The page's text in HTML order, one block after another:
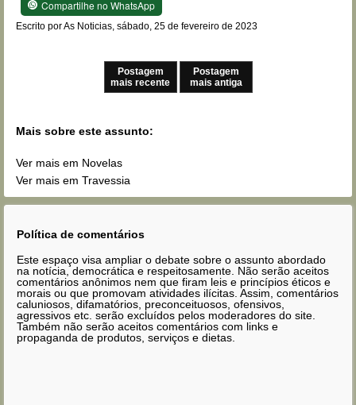
Compartilhe no WhatsApp
Escrito por As Noticias, sábado, 25 de fevereiro de 2023
Postagem
mais recente
Postagem
mais antiga
Mais sobre este assunto:
Ver mais em Novelas
Ver mais em Travessia
Política de comentários
Este espaço visa ampliar o debate sobre o assunto abordado
na notícia, democrática e respeitosamente. Não serão aceitos
comentários anônimos nem que firam leis e princípios éticos e
morais ou que promovam atividades ilícitas. Assim, comentários
caluniosos, difamatórios, preconceituosos, ofensivos,
agressivos etc. serão excluídos pelos moderadores do site.
Também não serão aceitos comentários com links e
propaganda de produtos, serviços e dietas.